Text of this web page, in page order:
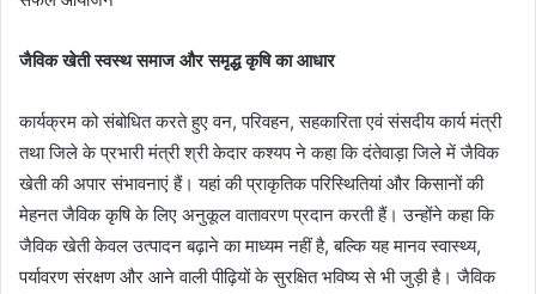
जैविक खेती स्वस्थ समाज और समृद्ध कृषि का आधार
कार्यक्रम को संबोधित करते हुए वन, परिवहन, सहकारिता एवं संसदीय कार्य मंत्री
तथा जिले के प्रभारी मंत्री श्री केदार कश्यप ने कहा कि दंतेवाड़ा जिले में जैविक
खेती की अपार संभावनाएं हैं। यहां की प्राकृतिक परिस्थितियां और किसानों की
मेहनत जैविक कृषि के लिए अनुकूल वातावरण प्रदान करती हैं। उन्होंने कहा कि
जैविक खेती केवल उत्पादन बढ़ाने का माध्यम नहीं है, बल्कि यह मानव स्वास्थ्य,
पर्यावरण संरक्षण और आने वाली पीढ़ियों के सुरक्षित भविष्य से भी जुड़ी है। जैविक